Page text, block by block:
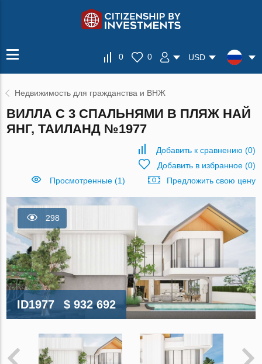
0 0 USD
Недвижимость для гражданства и ВНЖ
ВИЛЛА С 3 СПАЛЬНЯМИ В ПЛЯЖ НАЙ
ЯНГ, ТАИЛАНД №1977
Добавить к сравнению (0)
Добавить в избранное(0)
Просмотренные (1)
Предложить свою цену
298
ID1977 $ 932 692